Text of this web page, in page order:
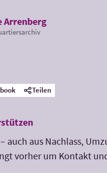
Arrenberg
Teilen
auch aus Nachlass,
vorher um Kontakt